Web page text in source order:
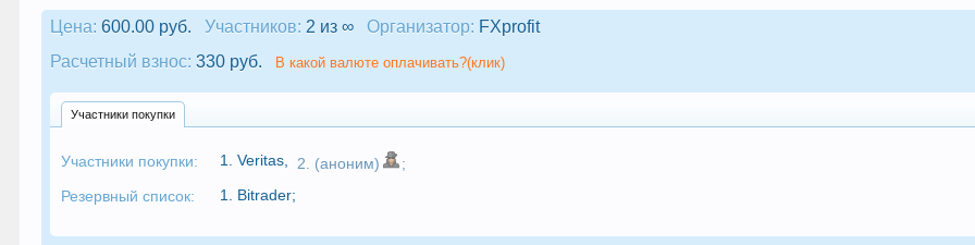
Цена: 600.00 руб. Участников: 2 из ∞ Организатор: FXprofit
Расчетный взнос: 330 руб. В какой валюте оплачивать?(клик)
Участники покупки
Участники покупки: 1.Veritas 2. (аноним)
;
Резервный список:
1. Bitrader;